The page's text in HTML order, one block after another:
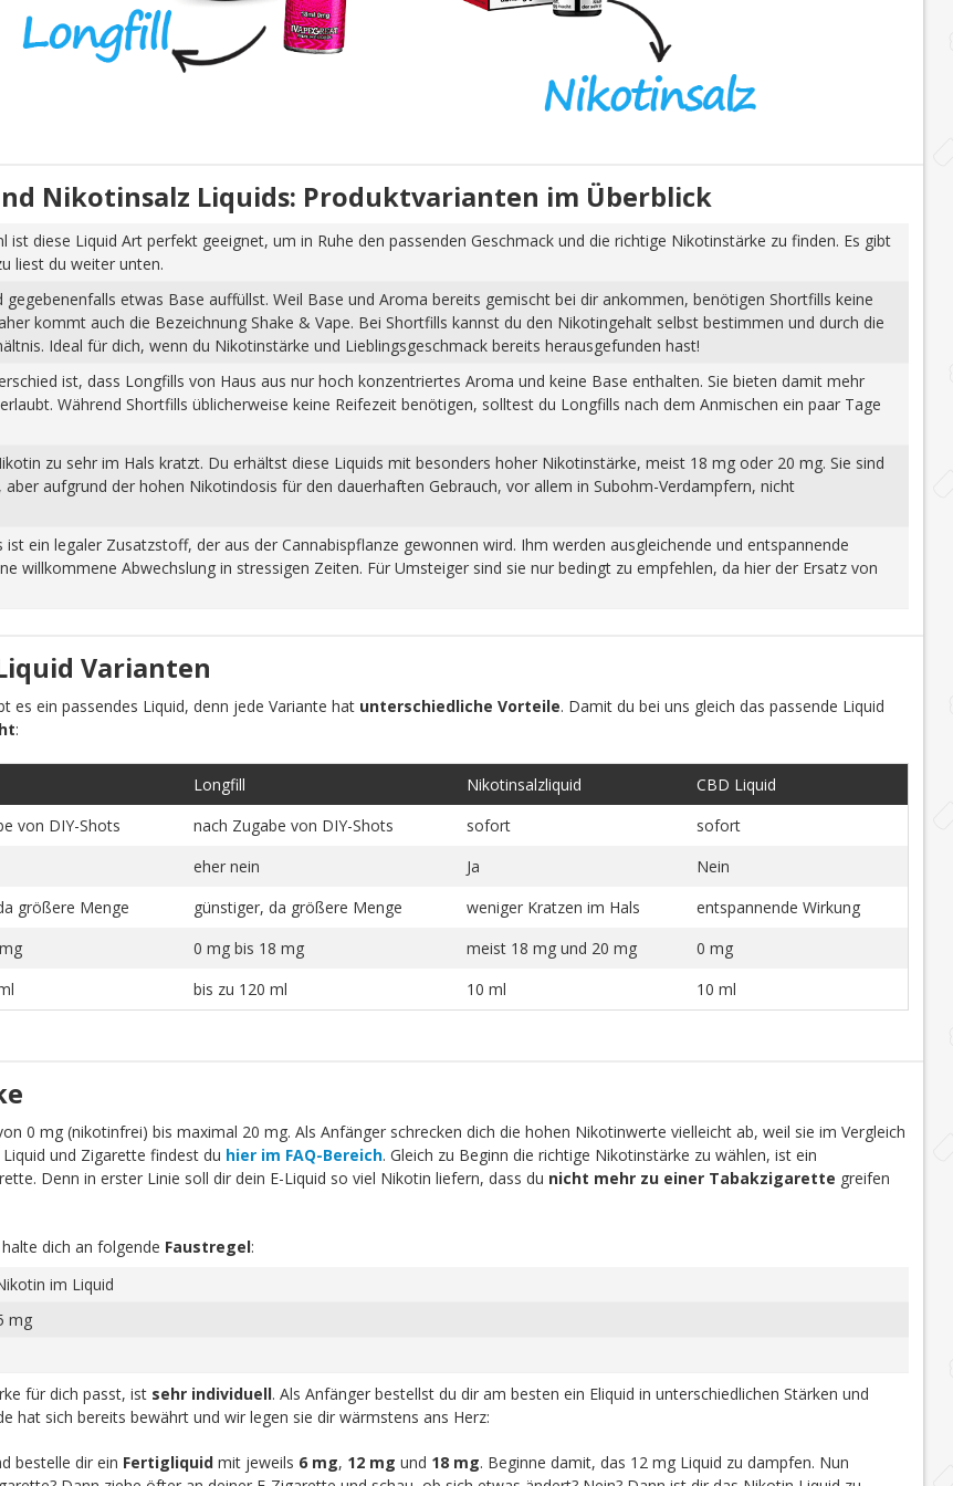
Nikotinsalz Liquids: Produktvarianten im Überblick
ist diese Liquid Art perfekt geeignet, um in Ruhe den passenden Geschmack und die richtige Nikotinstärke zu finden. Es gibt
liest du weiter unten.
etwas Base auffüllst. Weil Base und Aroma bereits gemischt bei dir ankommen, benötigen Shortfills keine
kommt auch die Bezeichnung Shake & Vape. Bei Shortfills kannst du den Nikotingehalt selbst bestimmen und durch die
Ideal für dich, wenn du Nikotinstärke und Lieblingsgeschmack bereits herausgefunden hast!
ist, dass Longfills von Haus aus nur hoch konzentriertes Aroma und keine Base enthalten. Sie bieten damit mehr
Während Shortfills üblicherweise keine Reifezeit benötigen, solltest du Longfills nach dem Anmischen ein paar Tage
zu sehr im Hals kratzt. Du erhältst diese Liquids mit besonders hoher Nikotinstärke, meist 18 mg oder 20 mg. Sie sind
aufgrund der hohen Nikotindosis für den dauerhaften Gebrauch, vor allem in Subohm-Verdampfern, nicht
ein legaler Zusatzstoff, der aus der Cannabispflanze gewonnen wird. Ihm werden ausgleichende und entspannende
willkommene Abwechslung in stressigen Zeiten. Für Umsteiger sind sie nur bedingt zu empfehlen, da hier der Ersatz von
Varianten
es ein passendes Liquid, denn jede Variante hat unterschiedliche Vorteile. Damit du bei uns gleich das passende Liquid
:
Longfill Nikotinsalzliquid
CBD Liquid
von DIY-Shots nach Zugabe von DIY-Shots sofort
sofort
eher nein Ja
Nein
größere Menge günstiger, da größere Menge weniger Kratzen im Hals
entspannende Wirkung
0 mg bis 18 mg meist 18 mg und 20 mg
0 mg
bis zu 120 ml 10 ml 10 ml
0 mg (nikotinfrei) bis maximal 20 mg. Als Anfänger schrecken dich die hohen Nikotinwerte vielleicht ab, weil sie im Vergleich
und Zigarette findest du hier im FAQ-Bereich. Gleich zu Beginn die richtige Nikotinstärke zu wählen, ist ein
Denn in erster Linie soll dir dein E-Liquid so viel Nikotin liefern, dass du nicht mehr zu einer Tabakzigarette greifen
dich an folgende Faustregel:
im Liquid
mg
für dich passt, ist sehr individuell. Als Anfänger bestellst du dir am besten ein Eliquid in unterschiedlichen Stärken und
sich bereits bewährt und wir legen sie dir wärmstens ans Herz:
bestelle dir ein Fertigliquidmit jeweils 6 mg, 12 mg und 18 mg. Beginne damit, das 12 mg Liquid zu dampfen. Nun